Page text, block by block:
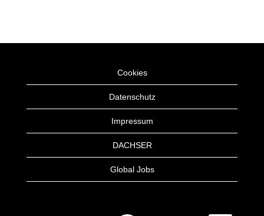
Cookies
Datenschutz
Impressum
DACHSER
Global Jobs